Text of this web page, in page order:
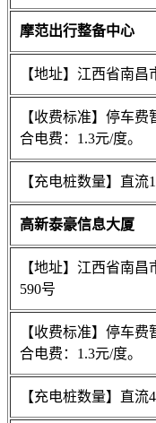
摩范出行整备中心
【地址】江西省南
【收费标准】停车
合电费：1.3元/度。
【充电桩数量】直流
高新泰豪信息大厦
【地址】江西省南
590号
【收费标准】停车
合电费：1.3元/度。
【充电桩数量】直流